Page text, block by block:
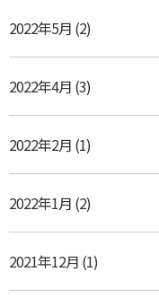
2022年5月 (2)
2022年4月 (3)
2022年2月 (1)
2022年1月 (2)
2021年12月 (1)